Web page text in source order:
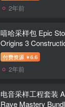
2年前
嘻哈采样包 Epic
Origins 3
付费资源 ￥6.6
2年前
电音采样工程套装
Rave Mastery